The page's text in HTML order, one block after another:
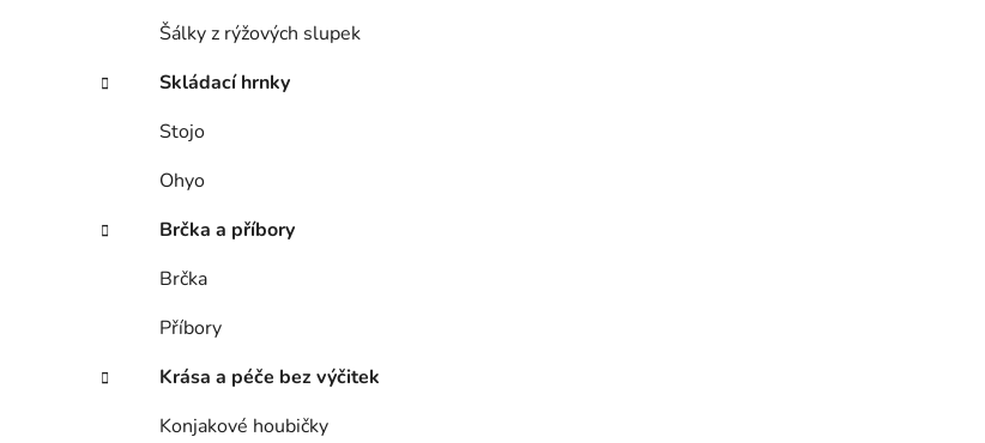
a
Šálky z rýžových slupek
Skládací hrnky
Stojo
Ohyo
Brčka a příbory
Brčka
Příbory
Krása a péče bez výčitek
Konjakové houbičky